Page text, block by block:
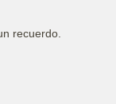
recuerdo.